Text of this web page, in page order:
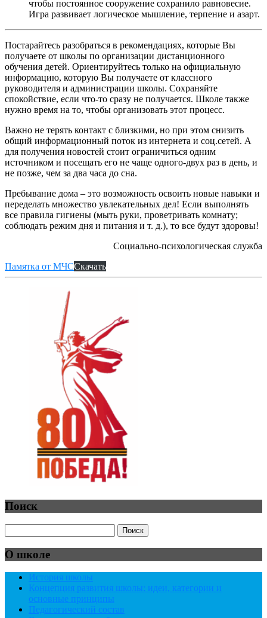
чтобы постоянное сооружение сохранило равновесие.
Игра развивает логическое мышление, терпение и азарт.
Постарайтесь разобраться в рекомендациях, которые Вы
получаете от школы по организации дистанционного
обучения детей. Ориентируйтесь только на официальную
информацию, которую Вы получаете от классного
руководителя и администрации школы. Сохраняйте
спокойствие, если что-то сразу не получается. Школе также
нужно время на то, чтобы организовать этот процесс.
Важно не терять контакт с близкими, но при этом снизить
общий информационный поток из интернета и соц.сетей. А
для получения новостей стоит ограничиться одним
источником и посещать его не чаще одного-двух раз в день, и
не позже, чем за два часа до сна.
Пребывание дома – это возможность освоить новые навыки и
переделать множество увлекательных дел! Если выполнять
все правила гигиены (мыть руки, проветривать комнату;
соблюдать режим дня и питания и т. д.), то все будут здоровы!
Социально-психологическая служба
Памятка от МЧССкачать
Поиск
О школе
История школы
Концепция развития школы: идеи, категории и
основные принципы
Педагогический состав